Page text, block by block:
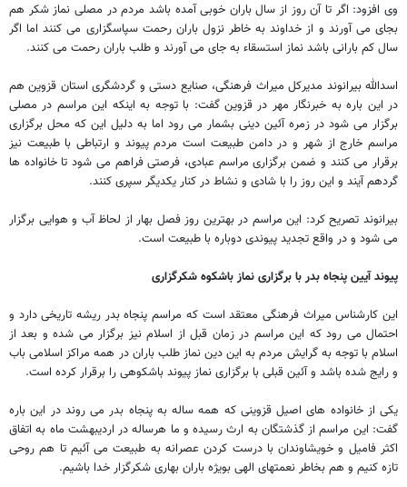
وی افزود: اگر تا آن روز از سال باران خوبی آمده باشد مردم در مصلی نماز شکر هم
بجای می آورند و از خداوند به خاطر نزول باران رحمت سپاسگزاری می کنند اما اگر
سال کم بارانی باشد نماز استسقاء به جای می آورند و طلب باران رحمت می کنند.
اسدالله بیرانوند مدیرکل میراث فرهنگی، صنایع دستی و گردشگری استان قزوین هم
در این باره به خبرنگار مهر در قزوین گفت: با توجه به اینکه این مراسم در مصلی
برگزار می شود در زمره آئین دینی بشمار می رود اما به دلیل این که محل برگزاری
مراسم خارج از شهر و در دامن طبیعت است مردم پیوند و ارتباطی با طبیعت نیز
برقرار می کنند و ضمن برگزاری مراسم عبادی، فرصتی فراهم می شود تا خانواده ها
گردهم آیند و این روز را با شادی و نشاط در کنار یکدیگر سپری کنند.
بیرانوند تصریح کرد: این مراسم در بهترین روز فصل بهار از لحاظ آب و هوایی برگزار
می شود و در واقع تجدید پیوندی دوباره با طبیعت است.
پیوند آیین پنجاه بدر با برگزاری نماز باشکوه شکرگزاری
این کارشناس میراث فرهنگی معتقد است که مراسم پنجاه بدر ریشه تاریخی دارد و
احتمال می رود که این مراسم در زمان قبل از اسلام نیز برگزار می شده و بعد از
اسلام با توجه به گرایش مردم به این دین نماز طلب باران در همه مراکز اسلامی باب
و رایج شده باشد و آئین قبلی با برگزاری نماز پیوند باشکوهی را برقرار کرده است.
یکی از خانواده های اصیل قزوینی که همه ساله به پنجاه بدر می روند در این باره
گفت: این مراسم از گذشتگان به ارث رسیده و ما هرساله در اردیبهشت ماه به اتفاق
اکثر فامیل و خویشاوندان با درست کردن عصرانه به طبیعت می آئیم تا هم روحی
تازه کنیم و هم بخاطر نعمتهای الهی بویژه باران بهاری شکرگزار خدا باشیم.